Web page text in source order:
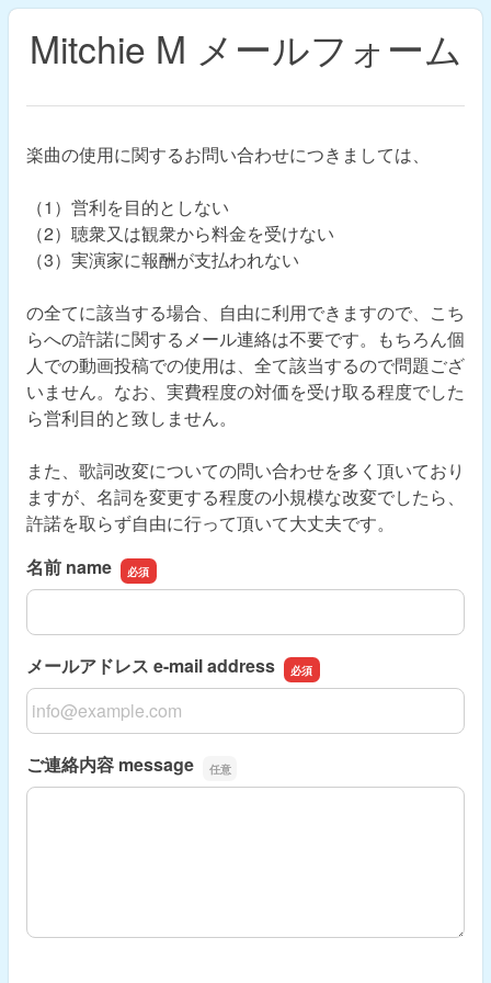
Mitchie M メールフォーム
楽曲の使用に関するお問い合わせにつきましては、
（1）営利を目的としない
（2）聴衆又は観衆から料金を受けない
（3）実演家に報酬が支払われない
の全てに該当する場合、自由に利用できますので、こち
らへの許諾に関するメール連絡は不要です。もちろん個
人での動画投稿での使用は、全て該当するので問題ござ
いません。なお、実費程度の対価を受け取る程度でした
ら営利目的と致しません。
また、歌詞改変についての問い合わせを多く頂いており
ますが、名詞を変更する程度の小規模な改変でしたら、
許諾を取らず自由に行って頂いて大丈夫です。
名前 name
名前 name
メールアドレス e-mail address
メールアドレス e-mail address
ご連絡内容 message
ご連絡内容 message